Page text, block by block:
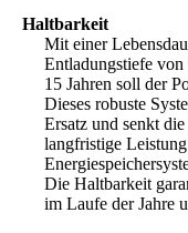
Haltbarkeit
Mit einer
Entladungstiefe
15 Jahren soll der
Dieses robuste
Ersatz und senkt
langfristige
Die Haltbarkeit
im Laufe der Jahre